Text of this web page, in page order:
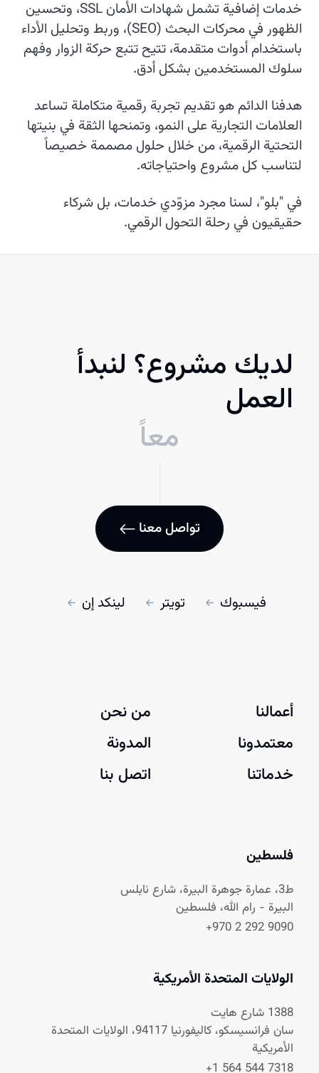
خدمات إضافية تشمل شهادات الأمان SSL، وتحسين
الظهور في محركات البحث (SEO)، وربط وتحليل الأداء
باستخدام أدوات متقدمة، تتيح تتبع حركة الزوار وفهم
سلوك المستخدمين بشكل أدق.
هدفنا الدائم هو تقديم تجربة رقمية متكاملة تساعد
العلامات التجارية على النمو، وتمنحها الثقة في بنيتها
التحتية الرقمية، من خلال حلول مصممة خصيصاً
لتناسب كل مشروع واحتياجاته.
في "بلو"، لسنا مجرد مزوّدي خدمات، بل شركاء
حقيقيون في رحلة التحول الرقمي.
لديك مشروع؟ لنبدأ
العمل
معاً
تواصل معنا
فيسبوك تويتر لينكد إن
أعمالنا
معتمدونا
خدماتنا
من نحن
المدونة
اتصل بنا
فلسطين
ط3، عمارة جوهرة البيرة، شارع نابلس
البيرة - رام الله، فلسطين
+970 2 292 9090
الولايات المتحدة الأمريكية
1388 شارع هايت
سان فرانسيسكو، كاليفورنيا 94117، الولايات المتحدة
الأمريكية
+1 564 544 7318